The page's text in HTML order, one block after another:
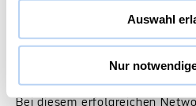
Auswahl
Nur
Bei diesem erfolgreichen